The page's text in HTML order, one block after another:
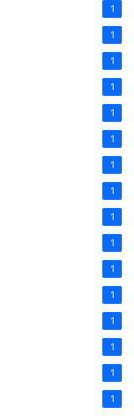
1
1
1
1
1
1
1
1
1
1
1
1
1
1
1
1